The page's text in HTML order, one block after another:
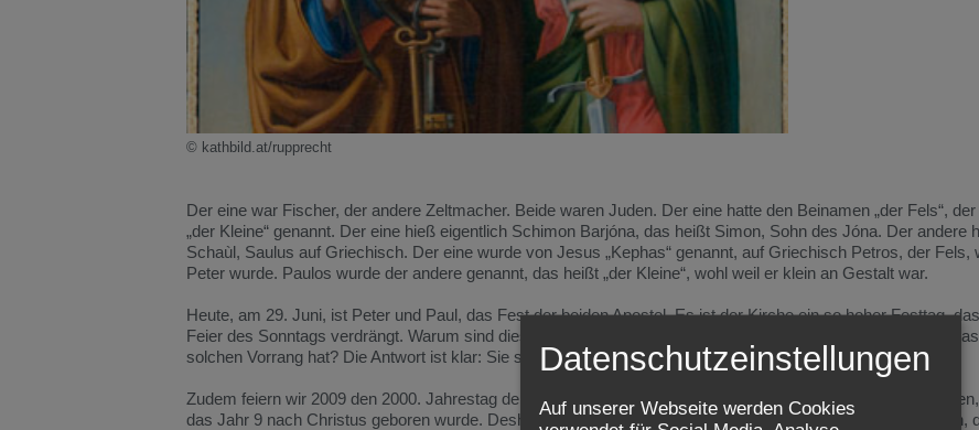
© kathbild.at/rupprecht
Der eine war Fischer, der andere Zeltmacher. Beide waren Juden. Der eine hatte den Beinamen „der Fels“,
„der Kleine“ genannt. Der eine hieß eigentlich Schimon Barjóna, das heißt Simon, Sohn des Jóna. Der andere
Schaùl, Saulus auf Griechisch. Der eine wurde von Jesus „Kephas“ genannt, auf Griechisch Petros, der Fels,
Peter wurde. Paulos wurde der andere genannt, das heißt „der Kleine“, wohl weil er klein an Gestalt war.
Heute, am 29. Juni, ist Peter und Paul, das Fest der beiden Apostel. Es ist der Kirche ein so hoher Festtag,
Feier des Sonntags verdrängt. Warum sind diese beiden, der „Fels“ und der „Kleine“, der Kirche so wichtig,
solchen Vorrang hat? Die Antwort ist klar: Sie sind beide tragende Säulen der Kirche.
Zudem feiern wir 2009 den 2000. Jahrestag der Geburt des „Kleinen“, des Paulus. Denn es wird
das Jahr 9 nach Christus geboren wurde. Deshalb hat Papst Benedikt XVI. auch ein Paulus-Jahr ausgerufen,
Datenschutzeinstellungen
Auf unserer Webseite werden Cookies